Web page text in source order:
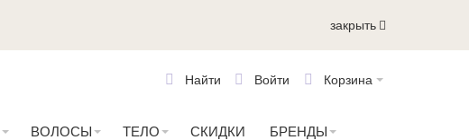
закрыть
Корзина
Войти
Найти
ВОЛОСЫ ТЕЛО СКИДКИ БРЕНДЫ